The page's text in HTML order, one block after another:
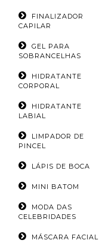
FINALIZADOR
CAPILAR
GEL PARA
SOBRANCELHAS
HIDRATANTE
CORPORAL
HIDRATANTE
LABIAL
LIMPADOR DE
PINCEL
LÁPIS DE BOCA
MINI BATOM
MODA DAS
CELEBRIDADES
MÁSCARA FACIAL